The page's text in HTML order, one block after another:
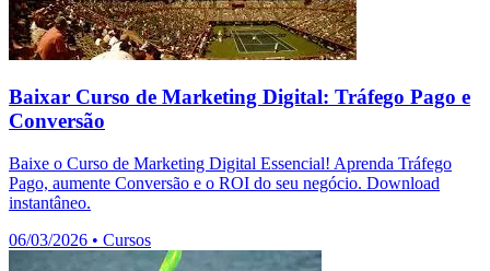
Baixar Curso de Marketing Digital: Tráfego Pago e
Conversão
Baixe o Curso de Marketing Digital Essencial! Aprenda Tráfego
Pago, aumente Conversão e o ROI do seu negócio. Download
instantâneo.
06/03/2026 • Cursos